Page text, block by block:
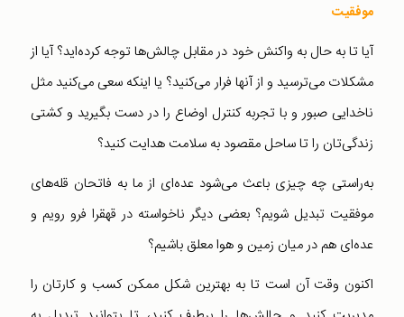
موفقیت
آیا تا به حال به واکنش خود در مقابل چالش‌ها توجه کرده‌اید؟ آیا از
مشکلات می‌ترسید و از آنها فرار می‌کنید؟ یا اینکه سعی می‌کنید مثل
ناخدایی صبور و با تجربه کنترل اوضاع را در دست بگیرید و کشتی‌
زندگی‌تان را تا ساحل مقصود به سلامت هدایت کنید؟
به‌راستی چه چیزی باعث می‌شود عده‌ای از ما به فاتحان قله‌های
موفقیت تبدیل شویم؟ بعضی دیگر ناخواسته در قهقرا فرو رویم و
عده‌ای هم در میان زمین و هوا معلق باشیم؟
اکنون وقت آن است تا به بهترین شکل ممکن کسب و کارتان را